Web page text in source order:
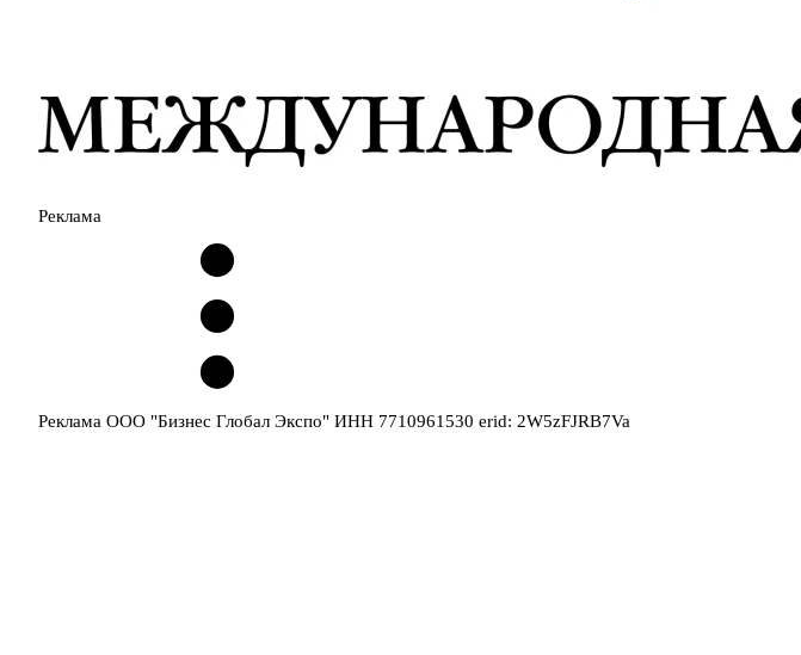
Реклама
Реклама ООО "Бизнес Глобал Экспо" ИНН 7710961530 erid: 2W5zFJRB7Va